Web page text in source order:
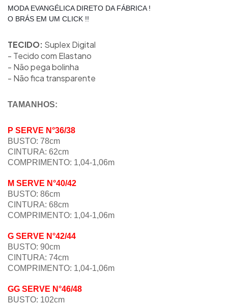
MODA EVANGÉLICA DIRETO DA FÁBRICA !
O BRÁS EM UM CLICK !!
TECIDO: Suplex Digital
- Tecido com Elastano
- Não pega bolinha
- Não fica transparente
TAMANHOS:
P SERVE N°36/38
BUSTO: 78cm
CINTURA: 62cm
COMPRIMENTO: 1,04-1,06m
M SERVE N°40/42
BUSTO: 86cm
CINTURA: 68cm
COMPRIMENTO: 1,04-1,06m
G SERVE N°42/44
BUSTO: 90cm
CINTURA: 74cm
COMPRIMENTO: 1,04-1,06m
GG SERVE N°46/48
BUSTO: 102cm